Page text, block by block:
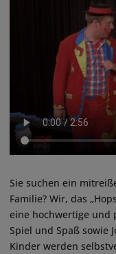
Sie suchen ein
Familie? Wir, das
eine hochwertige und
Spiel und Spaß sowie
Kinder werden